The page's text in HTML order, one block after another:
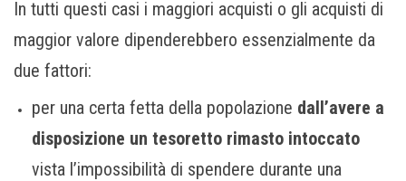
In tutti questi casi i maggiori acquisti o gli acquisti di
maggior valore dipenderebbero essenzialmente da
due fattori:
per una certa fetta della popolazione dall’avere a
disposizione un tesoretto rimasto intoccato
vista l’impossibilità di spendere durante una